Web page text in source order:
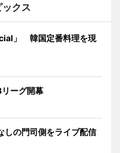
クス
」 韓国定番料理を現
ーグ開幕
しの門司側をライブ配信